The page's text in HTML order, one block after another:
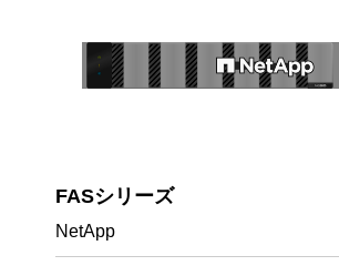
FASシリーズ
NetApp